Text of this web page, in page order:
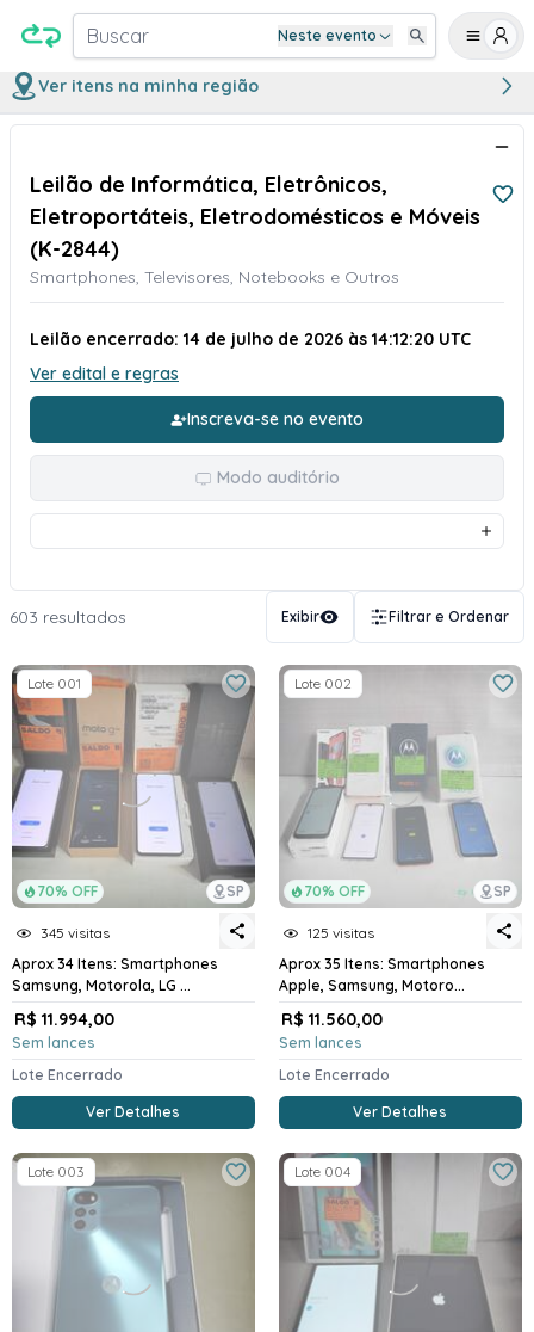
Buscar Neste evento
Ver itens na minha região
Leilão de Informática, Eletrônicos,
Eletroportáteis, Eletrodomésticos e Móveis
(K-2844)
Smartphones, Televisores, Notebooks e Outros
Leilão encerrado: 14 de julho de 2026 às 14:12:20 UTC
Ver edital e regras
Inscreva-se no evento
Modo auditório
603 resultados Exibir Filtrar e Ordenar
70% OFF SP
Lote 001
345 visitas
Aprox 34 Itens: Smartphones
Samsung, Motorola, LG ...
R$ 11.994,00
Sem lances
Lote Encerrado
Ver Detalhes
70% OFF SP
Lote 002
125 visitas
Aprox 35 Itens: Smartphones
Apple, Samsung, Motoro...
R$ 11.560,00
Sem lances
Lote Encerrado
Ver Detalhes
Lote 003 Lote 004